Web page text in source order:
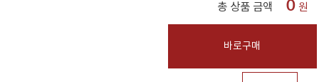
총 상품 금액 0 원
바로구매